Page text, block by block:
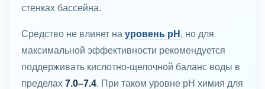
стенках бассейна.
Средство не влияет на уровень pH , но для
максимальной эффективности рекомендуется
поддерживать кислотно-щелочной баланс воды в
пределах 7.0–7.4. При таком уровне pH химия для